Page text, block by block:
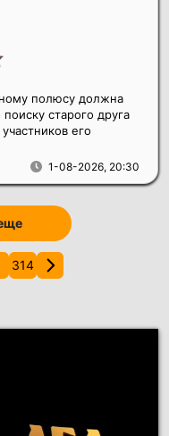
1-08-2026, 20:30
полюсу должна
старого друга
его
314